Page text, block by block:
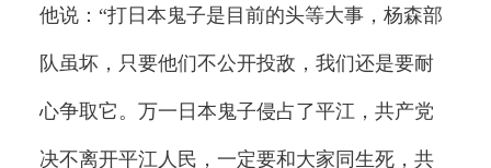
他说：“打日本鬼子是目前的头等大事，杨森部
队虽坏，只要他们不公开投敌，我们还是要耐
心争取它。万一日本鬼子侵占了平江，共产党
决不离开平江人民，一定要和大家同生死，共